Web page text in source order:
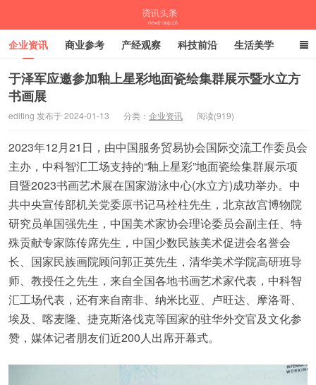
资讯头条
企业资讯 商业参考 产经观察 科技前沿 生活美学
时尚潮流 母婴亲子 专栏
于泽军应邀参加釉上星彩地面瓷绘集群展示暨水立方
书画展
editing 发布于 2024-01-13 分类： 企业资讯 阅读(919)
2023年12月21日，由中国服务贸易协会国际交流工作委员会
主办，中科智汇工场支持的“釉上星彩”地面瓷绘集群展示项
目暨2023书画艺术展在国家游泳中心(水立方)成功举办。中
共中央宣传部机关党委原书记马栓柱先生，北京故宫博物院
研究员单国强先生，中国美术家协会理论委员会副主任、特
殊贡献专家陈传席先生，中国少数民族美术促进会名誉会
长、国家民族画院顾问郭正英先生，清华美术学院高研班导
师、教授任之先生，来自全国各地书画艺术家代表，中科智
汇工场代表，还有来自南非、纳米比亚、卢旺达、摩洛哥、
埃及、喀麦隆、捷克斯洛伐克等国家的驻华外交官及文化参
赞，媒体记者朋友们近200人出席开幕式。